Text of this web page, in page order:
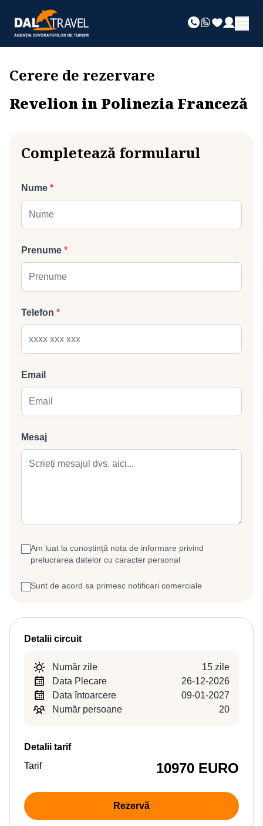
Cerere de rezervare
Revelion in Polinezia Franceză
Completează formularul
Nume *
Prenume *
Telefon *
Email
Mesaj
Am luat la cunoștință nota de informare privind
prelucrarea datelor cu caracter personal
Sunt de acord sa primesc notificari comerciale
Detalii circuit
Număr zile
15 zile
Data Plecare
26-12-2026
Data întoarcere
09-01-2027
Număr persoane
20
Detalii tarif
Tarif
10970 EURO
Rezervă